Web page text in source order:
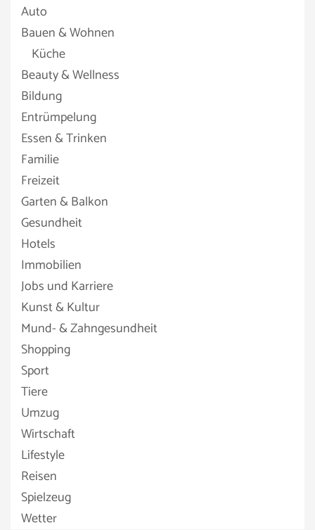
Auto
Bauen & Wohnen
Küche
Beauty & Wellness
Bildung
Entrümpelung
Essen & Trinken
Familie
Freizeit
Garten & Balkon
Gesundheit
Hotels
Immobilien
Jobs und Karriere
Kunst & Kultur
Mund- & Zahngesundheit
Shopping
Sport
Tiere
Umzug
Wirtschaft
Lifestyle
Reisen
Spielzeug
Wetter